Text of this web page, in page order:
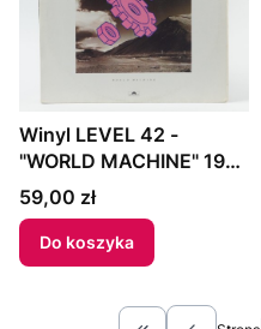
Winyl LEVEL 42 -
"WORLD MACHINE" 1985
Germany
Cena
59,00 zł
Do koszyka